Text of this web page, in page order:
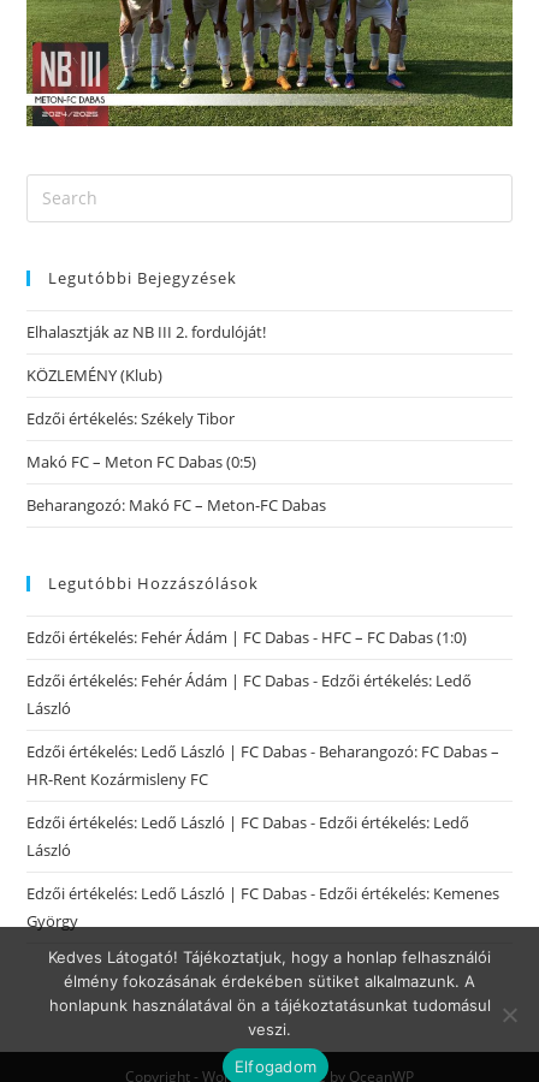
Legutóbbi Bejegyzések
Elhalasztják az NB III 2. fordulóját!
KÖZLEMÉNY (Klub)
Edzői értékelés: Székely Tibor
Makó FC – Meton FC Dabas (0:5)
Beharangozó: Makó FC – Meton-FC Dabas
Legutóbbi Hozzászólások
Edzői értékelés: Fehér Ádám | FC Dabas- HFC – FC Dabas (1:0)
Edzői értékelés: Fehér Ádám | FC Dabas- Edzői értékelés: Ledő
László
Edzői értékelés: Ledő László | FC Dabas- Beharangozó: FC Dabas –
HR-Rent Kozármisleny FC
Edzői értékelés: Ledő László | FC Dabas- Edzői értékelés: Ledő
László
Edzői értékelés: Ledő László | FC Dabas- Edzői értékelés: Kemenes
György
Copyright - WordPress Theme by OceanWP
Kedves Látogató! Tájékoztatjuk, hogy a honlap felhasználói
élmény fokozásának érdekében sütiket alkalmazunk. A
honlapunk használatával ön a tájékoztatásunkat tudomásul
veszi.
Elfogadom